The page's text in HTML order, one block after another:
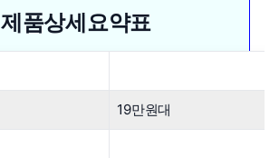
제품상세요약표
19만원대